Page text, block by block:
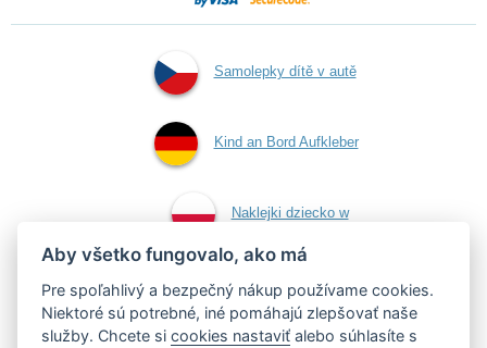
Samolepky dítě v autě
Kind an Bord Aufkleber
Naklejki dziecko w
aucie
Aby všetko fungovalo, ako má
Pre spoľahlivý a bezpečný nákup používame cookies.
Niektoré sú potrebné, iné pomáhajú zlepšovať naše
služby. Chcete sicookies nastaviť alebo súhlasíte s